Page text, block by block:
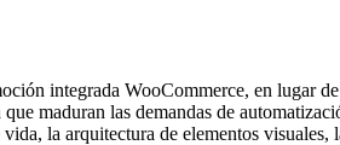
integrada WooCommerce, en lugar
maduran las demandas de
la arquitectura de elementos